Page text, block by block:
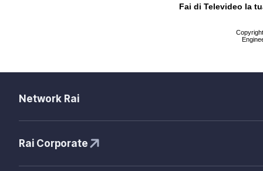
Fai di Televideo la